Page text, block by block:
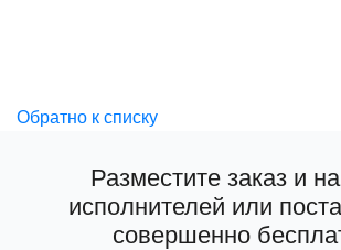
Обратно к списку
Разместите заказ и
исполнителей или
совершенно